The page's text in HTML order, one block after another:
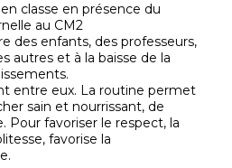
classe en présence du
au CM2
des enfants, des professeurs,
autres et à la baisse de la
entre eux. La routine permet
sain et nourrissant, de
Pour favoriser le respect, la
favorise la